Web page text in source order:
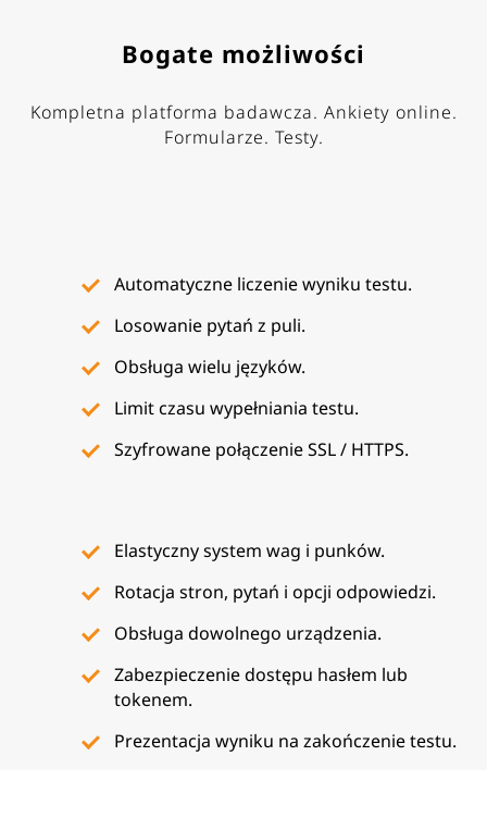
Bogate możliwości
Kompletna platforma badawcza. Ankiety online.
Formularze. Testy.
Automatyczne liczenie wyniku testu.
Losowanie pytań z puli.
Obsługa wielu języków.
Limit czasu wypełniania testu.
Szyfrowane połączenie SSL / HTTPS.
Elastyczny system wag i punków.
Rotacja stron, pytań i opcji odpowiedzi.
Obsługa dowolnego urządzenia.
Zabezpieczenie dostępu hasłem lub
tokenem.
Prezentacja wyniku na zakończenie testu.